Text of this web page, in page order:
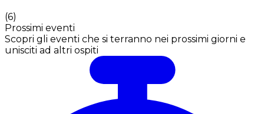
(6)
Prossimi eventi
Scopri gli eventi che si terranno nei prossimi giorni e
unisciti ad altri ospiti